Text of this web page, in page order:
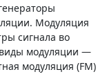
Модуляция
сигнала во
модуляции —
модуляция (FM)